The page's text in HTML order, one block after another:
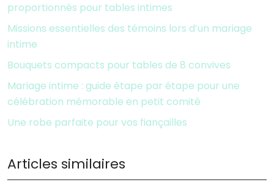
proportionnés pour tables intimes
Missions essentielles des témoins lors d’un mariage
intime
Bouquets compacts pour tables de 8 convives
Mariage intime : guide étape par étape pour une
célébration mémorable en petit comité
Une robe parfaite pour vos fiançailles
Articles similaires